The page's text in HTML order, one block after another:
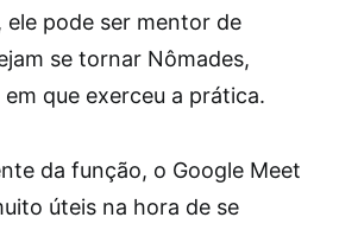
ele pode ser mentor de
se tornar Nômades,
que exerceu a prática.
da função, o Google Meet
úteis na hora de se